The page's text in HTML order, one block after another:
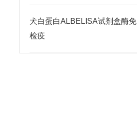
犬白蛋白ALBELISA试剂盒酶免
检疫